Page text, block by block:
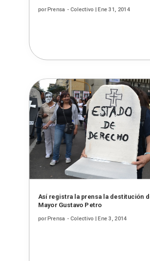
porPrensa - Colectivo | Ene 31, 2014
Así registra la prensa la destitución
Mayor Gustavo Petro
porPrensa - Colectivo | Ene 3, 2014